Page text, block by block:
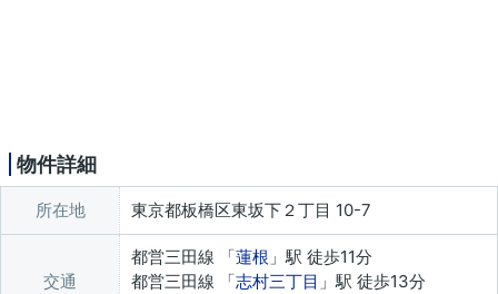
物件詳細
所在地 東京都板橋区東坂下２丁目 10-7
交通
都営三田線 「蓮根 」駅 徒歩11分
都営三田線 「志村三丁目 」駅 徒歩13分